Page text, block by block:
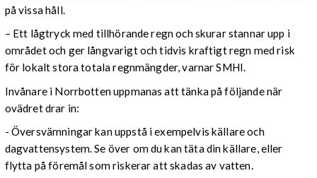
på vissa håll.
– Ett lågtryck med tillhörande regn och skurar stannar upp i
området och ger långvarigt och tidvis kraftigt regn med risk
för lokalt stora totala regnmängder, varnar SMHI.
Invånare i Norrbotten uppmanas att tänka på följande när
ovädret drar in:
- Översvämningar kan uppstå i exempelvis källare och
dagvattensystem. Se över om du kan täta din källare, eller
flytta på föremål som riskerar att skadas av vatten.